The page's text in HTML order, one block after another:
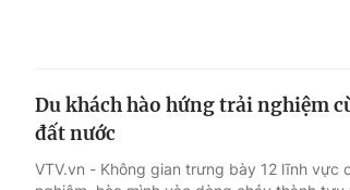
Du khách hào hứng trải nghiệm
đất nước
VTV.vn - Không gian trưng bày 12 lĩnh vực